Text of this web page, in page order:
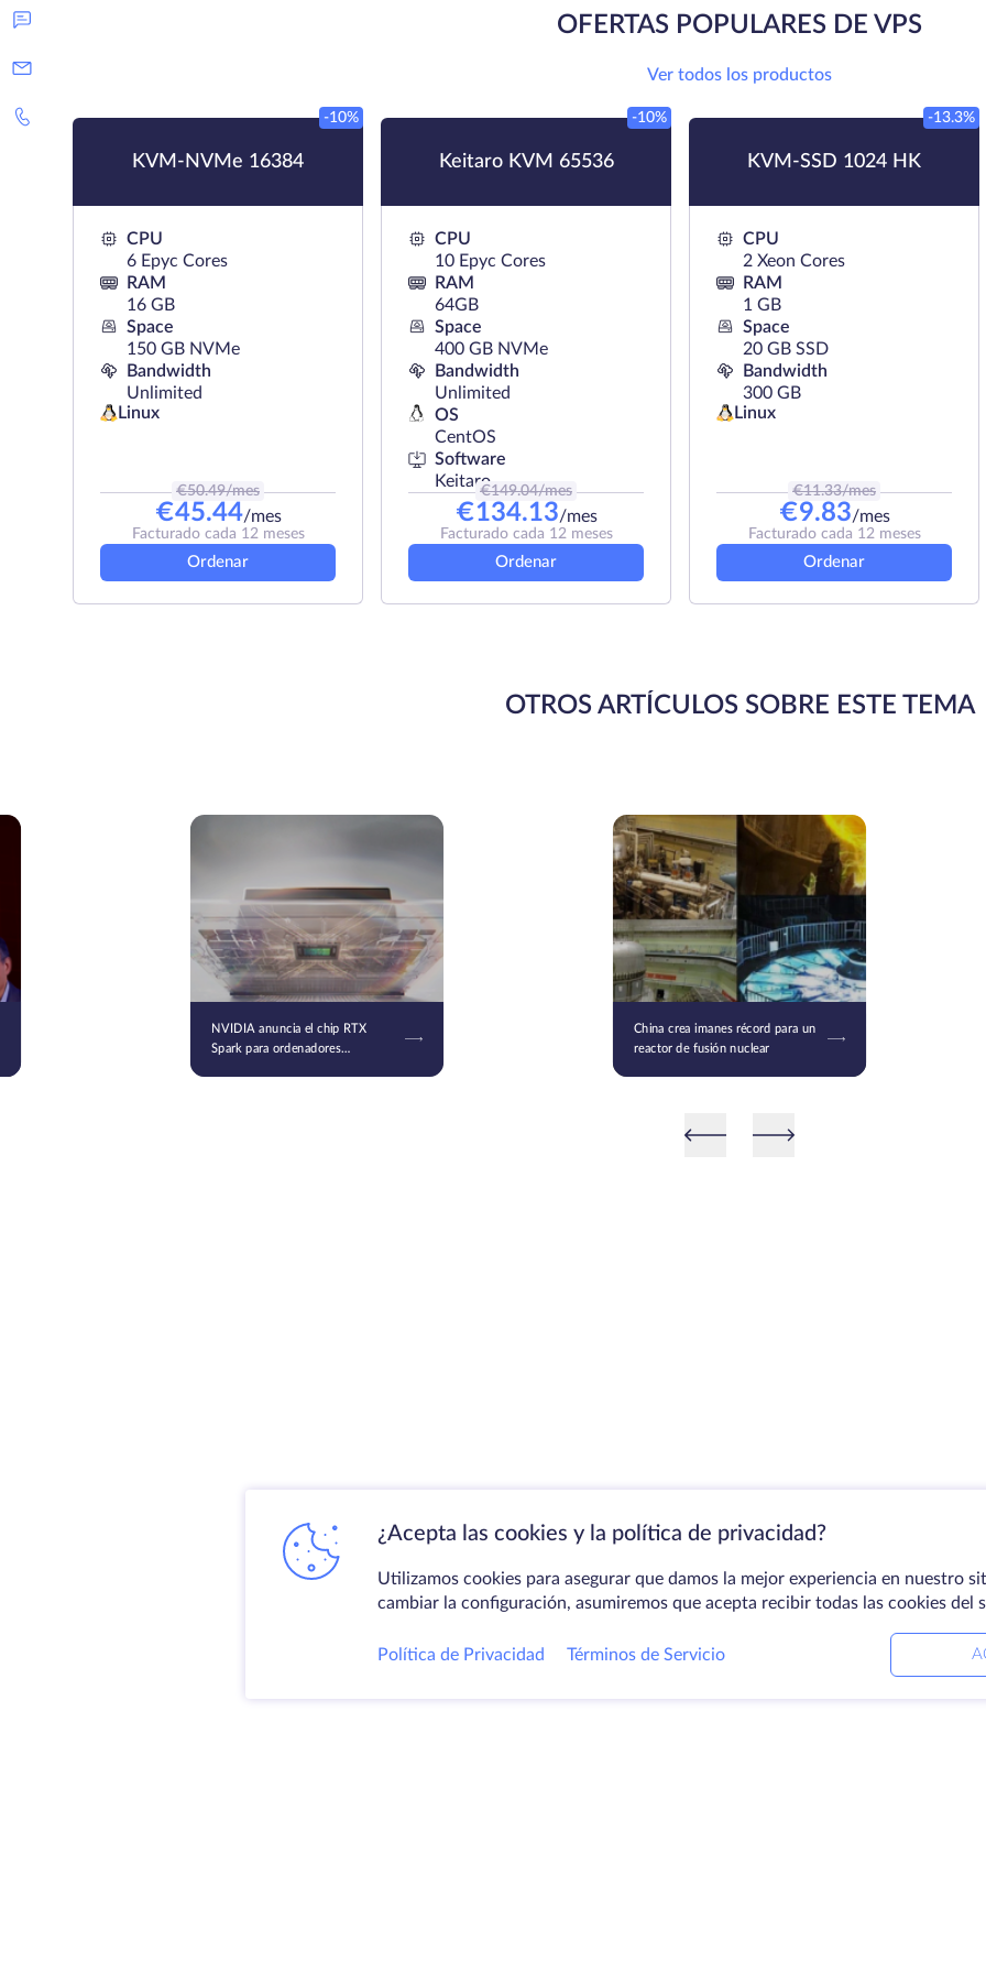
OFERTAS POPULARES DE VPS
Ver todos los productos
KVM-NVMe 16384
-10%
CPU
6 Epyc Cores
RAM
16 GB
Space
150 GB NVMe
Bandwidth
Unlimited
Linux
€50.49/mes
€45.44/mes
Facturado cada 12 meses
Ordenar
Keitaro KVM 65536
-10%
CPU
10 Epyc Cores
RAM
64GB
Space
400 GB NVMe
Bandwidth
Unlimited
OS
CentOS
Software
Keitaro
€149.04/mes
€134.13/mes
Facturado cada 12 meses
Ordenar
KVM-SSD 1024 HK
-13.3%
CPU
2 Xeon Cores
RAM
1 GB
Space
20 GB SSD
Bandwidth
300 GB
Linux
€11.33/mes
€9.83/mes
Facturado cada 12 meses
Ordenar
OTROS ARTÍCULOS SOBRE ESTE TEMA
NVIDIA anuncia el chip RTX
Spark para ordenadores
China crea imanes récord para un
reactor de fusión nuclear
¿Acepta las cookies y la política de privacidad?
Utilizamos cookies para asegurar que damos la mejor experiencia en nuestro
cambiar la configuración, asumiremos que acepta recibir todas las cookies del
Política de Privacidad Términos de Servicio